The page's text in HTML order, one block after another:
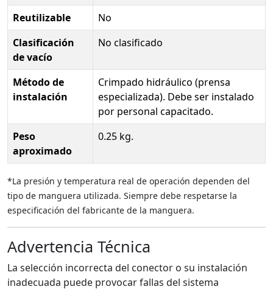
Reutilizable
No
Clasificación
de vacío
No clasificado
Método de
instalación
Crimpado hidráulico (prensa
especializada). Debe ser instalado
por personal capacitado.
Peso
aproximado
0.25 kg.
*La presión y temperatura real de operación dependen del
tipo de manguera utilizada. Siempre debe respetarse la
especificación del fabricante de la manguera.
Advertencia Técnica
La selección incorrecta del conector o su instalación
inadecuada puede provocar fallas del sistema